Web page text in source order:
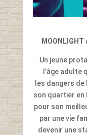
Un jeune
l’âge adulte
les dangers
son quartier en
pour son
par une vie
devenir une